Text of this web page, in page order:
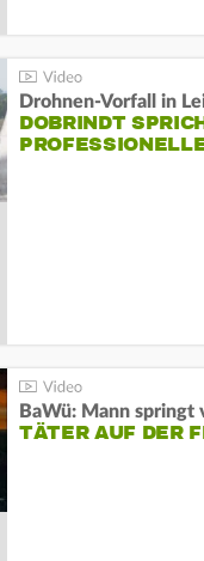
Drohnen-Vorfall in
DOBRINDT
TÄTER AUF DER